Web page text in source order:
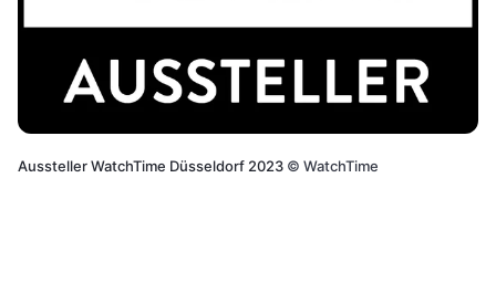
Aussteller WatchTime Düsseldorf 2023 © WatchTime